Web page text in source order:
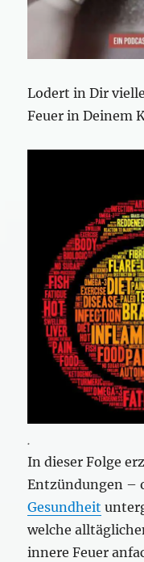
Lodert in Dir
Feuer in Deinem
.
In dieser Folge
Entzündungen –
Gesundheit
welche
innere Feuer